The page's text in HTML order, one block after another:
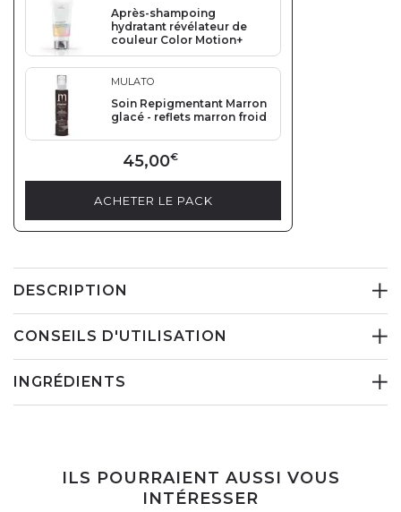
Après-shampoing
hydratant révélateur de
couleur Color Motion+
MULATO
Soin Repigmentant Marron
glacé - reflets marron froid
45,00€
ACHETER LE PACK
DESCRIPTION
CONSEILS D'UTILISATION
INGRÉDIENTS
ILS POURRAIENT AUSSI VOUS
INTÉRESSER